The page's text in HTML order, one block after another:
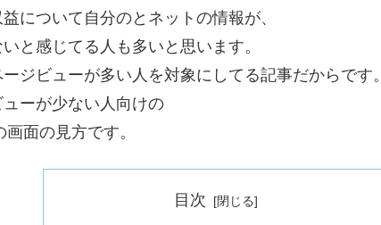
について自分のとネットの情報が、
と感じてる人も多いと思います。
ジビューが多い人を対象にしてる記事だからです。
ーが少ない人向けの
面の見方です。
目次